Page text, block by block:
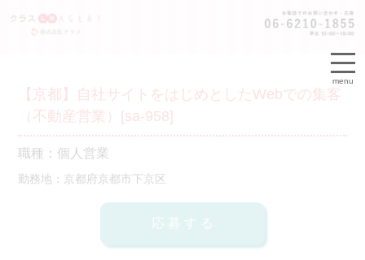
menu
【京都】自社サイトをはじめとしたWebでの集客
（不動産営業）[sa-958]
職種：個人営業
勤務地：京都府京都市下京区